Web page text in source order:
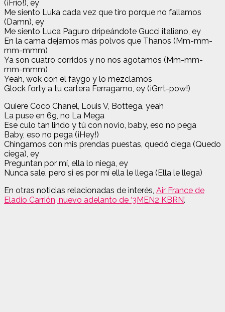
(¡Frío!), ey
Me siento Luka cada vez que tiro porque no fallamos
(Damn), ey
Me siento Luca Paguro dripeándote Gucci italiano, ey
En la cama dejamos más polvos que Thanos (Mm-mm-
mm-mmm)
Ya son cuatro corridos y no nos agotamos (Mm-mm-
mm-mmm)
Yeah, wok con el faygo y lo mezclamos
Glock forty a tu cartera Ferragamo, ey (¡Grrt-pow!)
Quiere Coco Chanel, Louis V, Bottega, yeah
La puse en 69, no La Mega
Ese culo tan lindo y tú con novio, baby, eso no pega
Baby, eso no pega (¡Hey!)
Chingamos con mis prendas puestas, quedó ciega (Quedo
ciega), ey
Preguntan por mí, ella lo niega, ey
Nunca sale, pero si es por mí ella le llega (Ella le llega)
En otras noticias relacionadas de interés, Air France de
Eladio Carrión, nuevo adelanto de ‘3MEN2 KBRN’.